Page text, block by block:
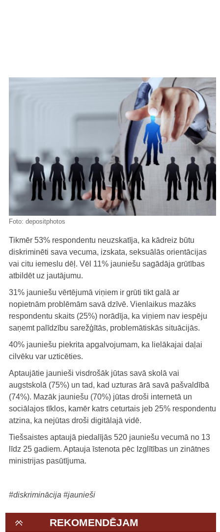
Foto: depositphotos
Tikmēr 53% respondentu neuzskatīja, ka kādreiz būtu
diskriminēti sava vecuma, izskata, seksuālās orientācijas
vai citu iemeslu dēļ. Vēl 11% jauniešu sagādāja grūtības
atbildēt uz jautājumu.
31% jauniešu vērtējumā viņiem ir grūti tikt galā ar
nopietnām problēmām savā dzīvē. Vienlaikus mazāks
respondentu skaits (25%) norādīja, ka viņiem nav iespēju
saņemt palīdzību sarežģītās, problemātiskās situācijās.
40% jauniešu piekrita apgalvojumam, ka lielākajai daļai
cilvēku var uzticēties.
Aptaujātie jaunieši visdrošāk jūtas savā skolā vai
augstskolā (75%) un tad, kad uzturas ārā savā pašvaldībā
(74%). Mazāk jauniešu (70%) jūtas droši internetā un
sociālajos tīklos, kamēr katrs ceturtais jeb 25% respondentu
atzina, ka nejūtas droši digitālajā vidē.
Tiešsaistes aptaujā piedalījās 520 jauniešu vecumā no 13
līdz 25 gadiem. Aptauja īstenota pēc Izglītības un zinātnes
ministrijas pasūtījuma.
#diskriminācija #jaunieši
REKOMENDĒJAM